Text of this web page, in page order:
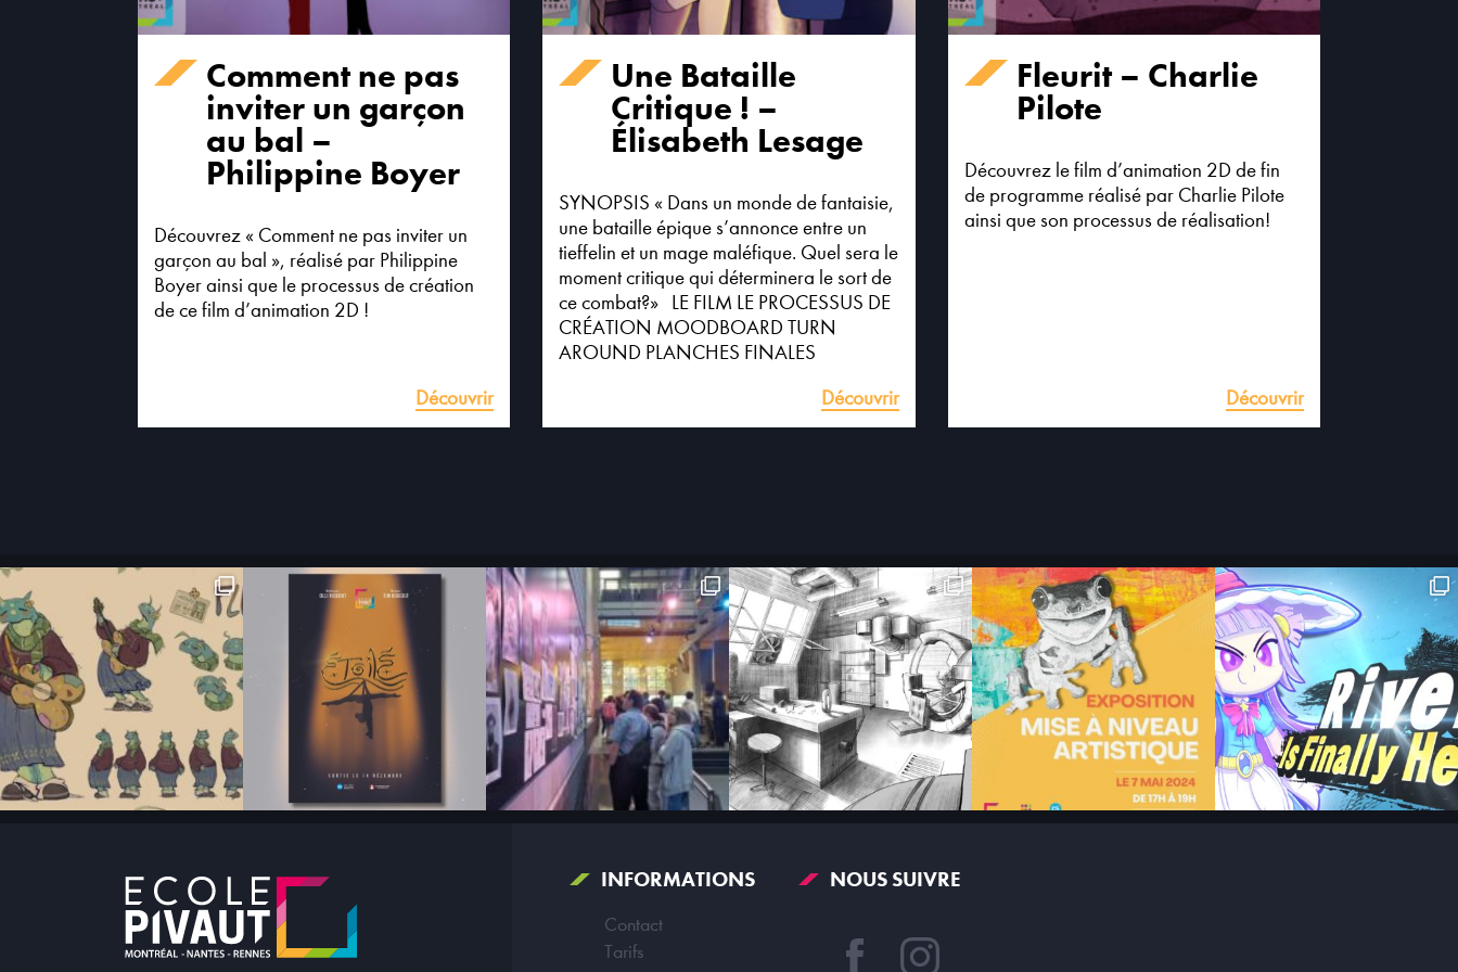
Comment ne pas
inviter un garçon
au bal –
Philippine Boyer
Découvrez « Comment ne pas inviter un
garçon au bal », réalisé par Philippine
Boyer ainsi que le processus de création
de ce film d’animation 2D !
Découvrir
Une Bataille
Critique ! –
Élisabeth Lesage
SYNOPSIS « Dans un monde de fantaisie,
une bataille épique s’annonce entre un
tieffelin et un mage maléfique. Quel sera le
moment critique qui déterminera le sort de
ce combat?» LE FILM LE PROCESSUS DE
CRÉATION MOODBOARD TURN
AROUND PLANCHES FINALES
Découvrir
Fleurit – Charlie
Pilote
Découvrez le film d’animation 2D de fin
de programme réalisé par Charlie Pilote
ainsi que son processus de réalisation!
Découvrir
INFORMATIONS
Contact
Tarifs
NOUS SUIVRE